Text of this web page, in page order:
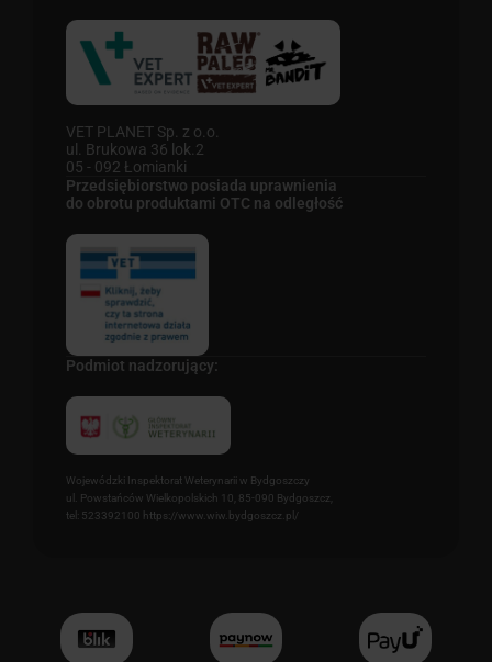
VET PLANET Sp. z o.o.
ul. Brukowa 36 lok.2
05 - 092 Łomianki
Przedsiębiorstwo posiada uprawnienia
do obrotu produktami OTC na odległość
Podmiot nadzorujący:
Wojewódzki Inspektorat Weterynarii w Bydgoszczy
ul. Powstańców Wielkopolskich 10, 85-090 Bydgoszcz,
tel: 523392100 https://www.wiw.bydgoszcz.pl/